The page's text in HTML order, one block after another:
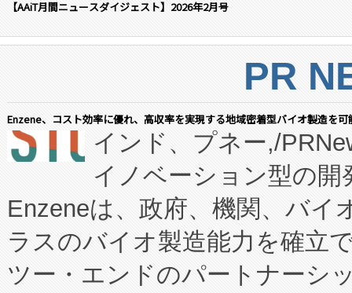
【AAiT月間ニュースダイジェスト】2026年2月号
PR
Enzene、コスト効率に優れ、高収率を実現する地域密着型バイオ製造を
インド、プネー,/
イノベーション型の
Enzeneは、政府、機関、バイ
ラスのバイオ製造能力を確立
ツー・エンドのパートナーシ